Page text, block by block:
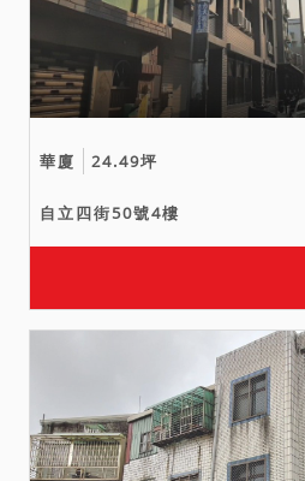
本院已儘
射屋、海
嚴重漏水
內有非
經本院以
以調查
響交易價
司法資源
通常方式
證絕無上
人斟酌自
「應買前
華廈 24.49坪
自立四街50號4樓